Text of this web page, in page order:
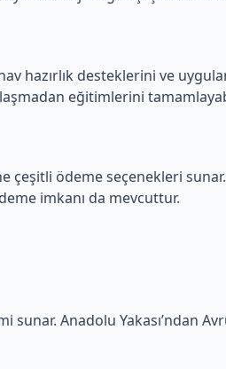
hazırlık desteklerini ve
eğitimlerini
çeşitli ödeme seçenekleri
imkanı da mevcuttur.
sunar. Anadolu Yakası’ndan